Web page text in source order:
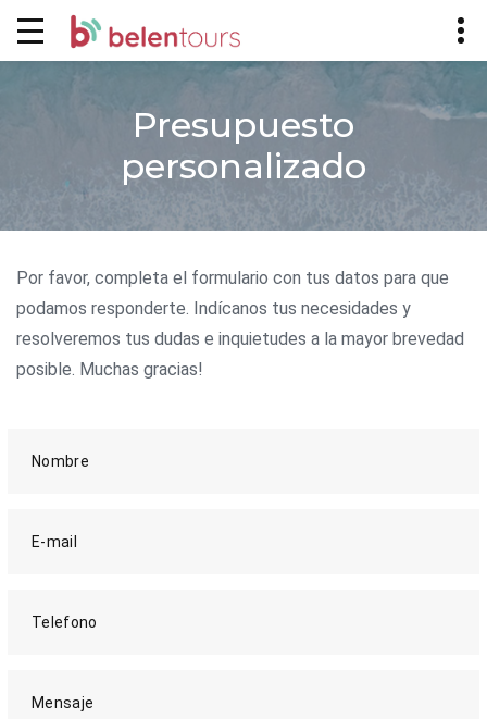
Presupuesto
personalizado
Por favor, completa el formulario con tus datos para que
podamos responderte. Indícanos tus necesidades y
resolveremos tus dudas e inquietudes a la mayor brevedad
posible. Muchas gracias!
Nombre
E-mail
Telefono
Mensaje